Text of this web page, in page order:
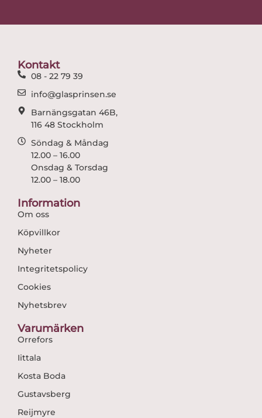
Kontakt
08 - 22 79 39
info@glasprinsen.se
Barnängsgatan 46B,
116 48 Stockholm
Söndag & Måndag
12.00 – 16.00
Onsdag & Torsdag
12.00 – 18.00
Information
Om oss
Köpvillkor
Nyheter
Integritetspolicy
Cookies
Nyhetsbrev
Varumärken
Orrefors
Iittala
Kosta Boda
Gustavsberg
Reijmyre